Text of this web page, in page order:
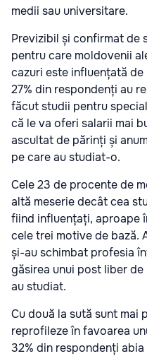
medii sau universitare.
Previzibil și confirmat de
pentru care moldovenii
cazuri este influențată
27% din respondenți au
făcut studii pentru
că le va oferi salarii mai
ascultat de părinți și
pe care au studiat-o.
Cele 23 de procente de
altă meserie decât cea
fiind influențați, aproape
cele trei motive de bază.
și-au schimbat profesia
găsirea unui post liber
au studiat.
Cu două la sută sunt mai
reprofileze în favoarea
32% din respondenți